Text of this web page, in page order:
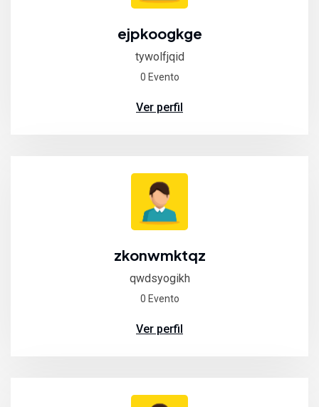
ejpkoogkge
tywolfjqid
0 Evento
Ver perfil
zkonwmktqz
qwdsyogikh
0 Evento
Ver perfil